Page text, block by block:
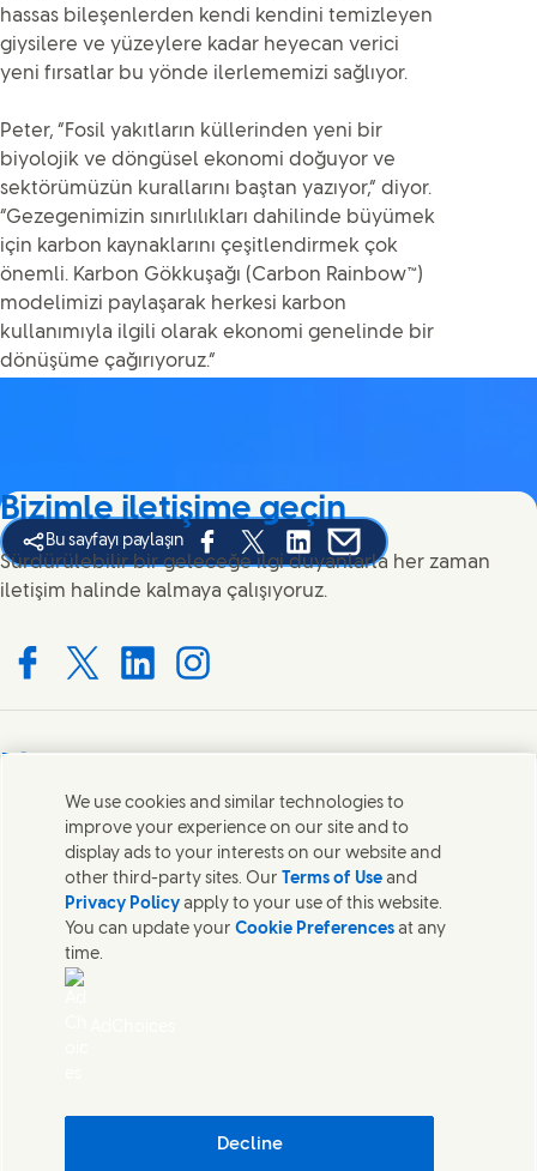
hassas bileşenlerden kendi kendini temizleyen
giysilere ve yüzeylere kadar heyecan verici
yeni fırsatlar bu yönde ilerlememizi sağlıyor.
Peter, “Fosil yakıtların küllerinden yeni bir
biyolojik ve döngüsel ekonomi doğuyor ve
sektörümüzün kurallarını baştan yazıyor,” diyor.
“Gezegenimizin sınırlılıkları dahilinde büyümek
için karbon kaynaklarını çeşitlendirmek çok
önemli. Karbon Gökkuşağı (Carbon Rainbow™)
modelimizi paylaşarak herkesi karbon
kullanımıyla ilgili olarak ekonomi genelinde bir
dönüşüme çağırıyoruz.”
Bu sayfayı paylaşın
Share this page on Facebook
Share this page on X
Share this page on Linked In
Share this page on E-
Bizimle iletişime geçin
Sürdürülebilir bir geleceğe ilgi duyanlarla her zaman
iletişim halinde kalmaya çalışıyoruz.
with us on Facebook
Connect with us on X
Connect with us on LinkedIn
Connect with us on Instagram
Bize Ulaşın
Unilever ve uzman ekipler ile temas kurun veya dünyanın
dört bir yanında iletişim kurulacak kişileri bulun.
Bize Ulaşın
Bize Ulaşın
Çerezler Hakkında Bildirim
Erişilebilirlik
We use cookies and similar technologies to
improve your experience on our site and to
display ads to your interests on our website and
other third-party sites. Our Terms of Use and
Privacy Policy apply to your use of this website.
You can update yourCookie Preferences at any
time.
Decline